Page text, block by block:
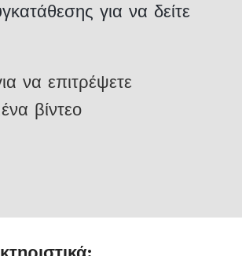
για να δείτε
να επιτρέψετε
βίντεο